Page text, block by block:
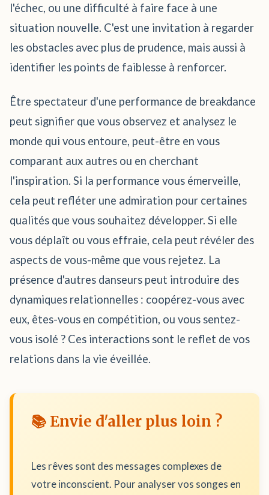
l'échec, ou une difficulté à faire face à une
situation nouvelle. C'est une invitation à regarder
les obstacles avec plus de prudence, mais aussi à
identifier les points de faiblesse à renforcer.
Être spectateur d'une performance de breakdance
peut signifier que vous observez et analysez le
monde qui vous entoure, peut-être en vous
comparant aux autres ou en cherchant
l'inspiration. Si la performance vous émerveille,
cela peut refléter une admiration pour certaines
qualités que vous souhaitez développer. Si elle
vous déplaît ou vous effraie, cela peut révéler des
aspects de vous-même que vous rejetez. La
présence d'autres danseurs peut introduire des
dynamiques relationnelles : coopérez-vous avec
eux, êtes-vous en compétition, ou vous sentez-
vous isolé ? Ces interactions sont le reflet de vos
relations dans la vie éveillée.
📚 Envie d'aller plus loin ?
Les rêves sont des messages complexes de
votre inconscient. Pour analyser vos songes en